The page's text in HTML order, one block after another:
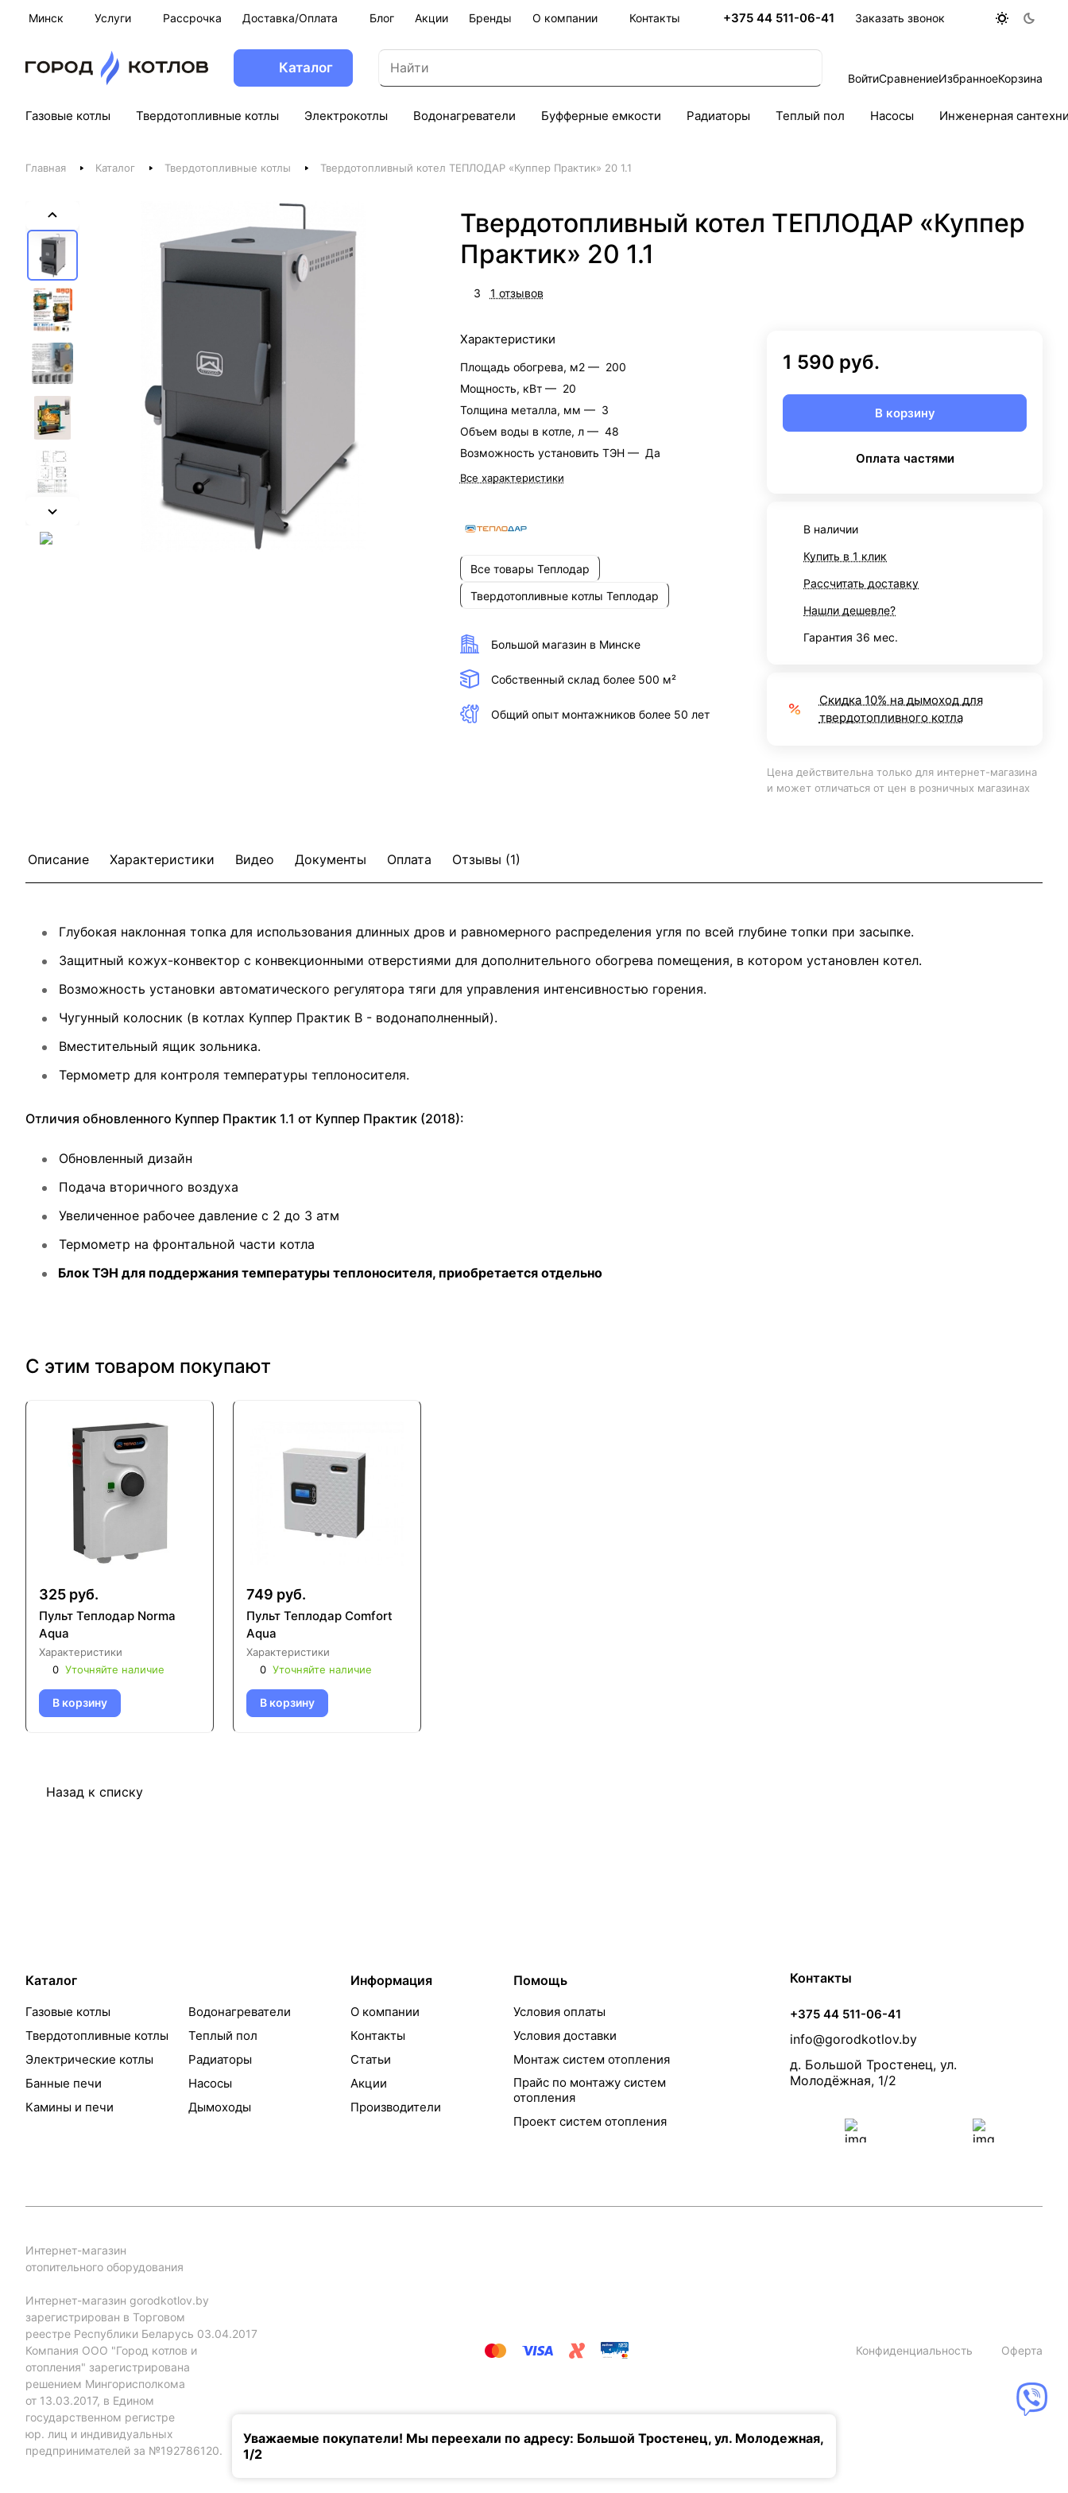
Минск Услуги Рассрочка Доставка/Оплата Блог Акции Бренды О компании Контакты +375 44 511-06-41 Заказать звонок
Каталог
ВойтиСравнениеИзбранноеКорзина
Газовые котлы Твердотопливные котлы Электрокотлы Водонагреватели Буфферные емкости Радиаторы Теплый пол Насосы Инженерная
Главная Каталог Твердотопливные котлы Твердотопливный котел ТЕПЛОДАР «Куппер Практик» 20 1.1
Твердотопливный котел ТЕПЛОДАР «Куппер
Практик» 20 1.1
3 1 отзывов
Характеристики
Площадь обогрева, м2 — 200
Мощность, кВт — 20
Толщина металла, мм — 3
Объем воды в котле, л — 48
Возможность установить ТЭН — Да
Все характеристики
Все товары Теплодар
Твердотопливные котлы Теплодар
Большой магазин в Минске
Собственный склад более 500 м²
Общий опыт монтажников более 50 лет
1 590 руб.
В корзину
Оплата частями
В наличии
Купить в 1 клик
Рассчитать доставку
Нашли дешевле?
Гарантия 36 мес.
Скидка 10% на дымоход для
твердотопливного котла
Цена действительна только для интернет-магазина
и может отличаться от цен в розничных магазинах
Описание Характеристики Видео Документы Оплата Отзывы (1)
Глубокая наклонная топка для использования длинных дров и равномерного распределения угля по всей глубине топки при засыпке.
Защитный кожух-конвектор с конвекционными отверстиями для дополнительного обогрева помещения, в котором установлен котел.
Возможность установки автоматического регулятора тяги для управления интенсивностью горения.
Чугунный колосник (в котлах Куппер Практик В - водонаполненный).
Вместительный ящик зольника.
Термометр для контроля температуры теплоносителя.
Отличия обновленного Куппер Практик 1.1 от Куппер Практик (2018):
Обновленный дизайн
Подача вторичного воздуха
Увеличенное рабочее давление с 2 до 3 атм
Термометр на фронтальной части котла
Блок ТЭН для поддержания температуры теплоносителя, приобретается отдельно
С этим товаром покупают
325 руб.
Пульт Теплодар Norma
Aqua
Характеристики
0 Уточняйте наличие
В корзину
749 руб.
Пульт Теплодар Comfort
Aqua
Характеристики
0 Уточняйте наличие
В корзину
Назад к списку
Каталог
Газовые котлы
Твердотопливные котлы
Электрические котлы
Банные печи
Камины и печи
Водонагреватели
Теплый пол
Радиаторы
Насосы
Дымоходы
Информация
О компании
Контакты
Статьи
Акции
Производители
Помощь
Условия оплаты
Условия доставки
Монтаж систем отопления
Прайс по монтажу систем
отопления
Проект систем отопления
Контакты
+375 44 511-06-41
info@gorodkotlov.by
д. Большой Тростенец, ул.
Молодёжная, 1/2
Интернет-магазин
отопительного оборудования
Интернет-магазин gorodkotlov.by
зарегистрирован в Торговом
реестре Республики Беларусь 03.04.2017
Компания ООО "Город котлов и
отопления" зарегистрирована
решением Мингорисполкома
от 13.03.2017, в Едином
государственном регистре
юр. лиц и индивидуальных
предпринимателей за №192786120.
Конфиденциальность Оферта
Уважаемые покупатели! Мы переехали по адресу: Большой Тростенец, ул. Молодежная,
1/2